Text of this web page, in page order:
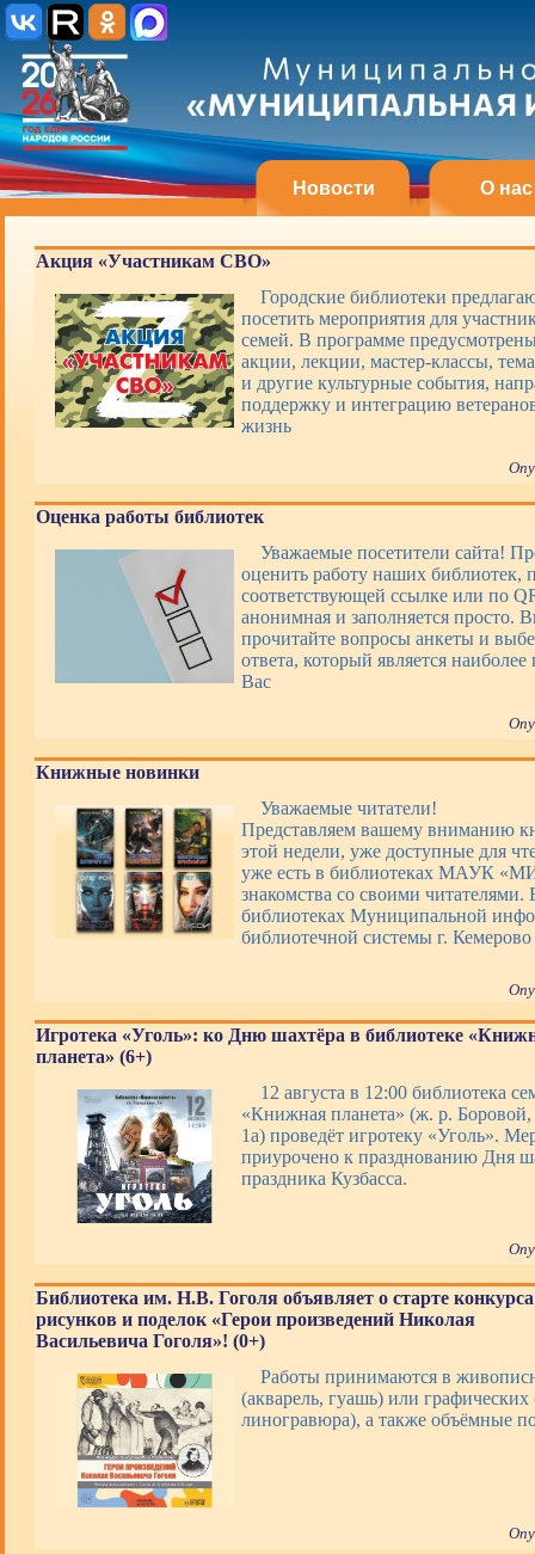
Новости О нас
Акция «Участникам СВО»
Городские библиотеки
посетить мероприятия для
семей. В программе
акции, лекции, мастер-классы,
и другие культурные события,
поддержку и интеграцию
жизнь
Оценка работы библиотек
Уважаемые посетители сайта!
оценить работу наших библиотек,
соответствующей ссылке или по
анонимная и заполняется просто.
прочитайте вопросы анкеты и
ответа, который является
Вас
Книжные новинки
Уважаемые читатели!
Представляем вашему вниманию
этой недели, уже доступные для
уже есть в библиотеках МАУК
знакомства со своими читателями.
библиотеках Муниципальной
библиотечной системы г. Кемерово
Игротека «Уголь»: ко Дню шахтёра в библиотеке
планета» (6+)
12 августа в 12:00 библиотека
«Книжная планета» (ж. р. Боровой,
1а) проведёт игротеку «Уголь».
приурочено к празднованию Дня
праздника Кузбасса.
Библиотека им. Н.В. Гоголя объявляет о старте конкурса
рисунков и поделок «Герои произведений Николая
Васильевича Гоголя»! (0+)
Работы принимаются в
(акварель, гуашь) или
линогравюра), а также объёмные